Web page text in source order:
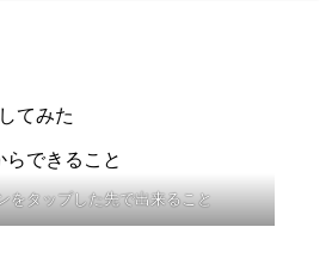
てみた
をタップした先で出来ること